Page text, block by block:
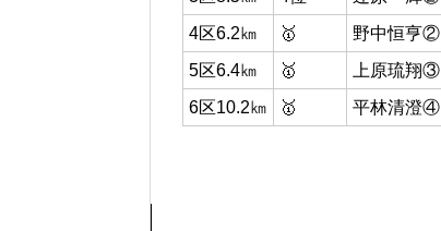
4区6.2㎞
🥇 野中恒亨②
5区6.4㎞
🥇 上原琉翔③
6区10.2㎞
🥇 平林清澄④